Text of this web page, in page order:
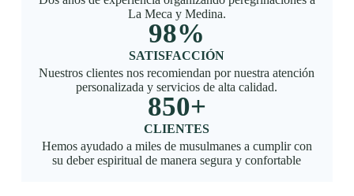
La Meca y Medina.
98%
SATISFACCIÓN
Nuestros clientes nos recomiendan por nuestra atención
personalizada y servicios de alta calidad.
850+
CLIENTES
Hemos ayudado a miles de musulmanes a cumplir con
su deber espiritual de manera segura y confortable